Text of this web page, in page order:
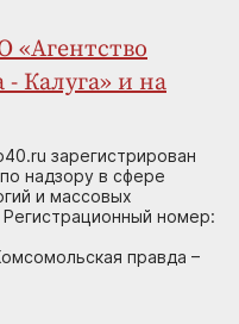
«Агентство
Калуга» и на
зарегистрирован
надзору в сфере
и массовых
Регистрационный номер:
правда –